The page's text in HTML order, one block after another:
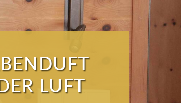
UND